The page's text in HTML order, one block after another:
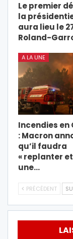
Le premier
la
aura lieu le
Roland-
A LA UNE
Incendies en
: Macron
qu’il faudra
« replanter
une…
PRÉCÉDENT